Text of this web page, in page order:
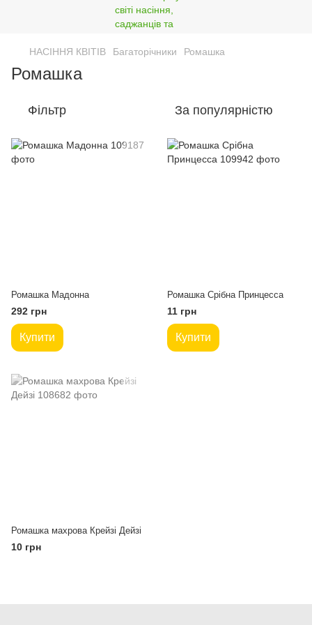
НАСІННЯ КВІТІВ Багаторічники Ромашка
Ромашка
Фільтр За популярністю
Ромашка Мадонна
292 грн
Купити
Ромашка Срібна Принцесса
11 грн
Купити
Ромашка махрова Крейзі Дейзі
10 грн